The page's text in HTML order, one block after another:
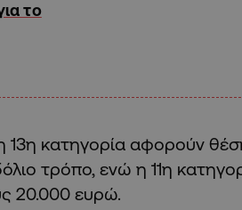
το
13η κατηγορία αφορούν
τρόπο, ενώ η 11η
20.000 ευρώ.